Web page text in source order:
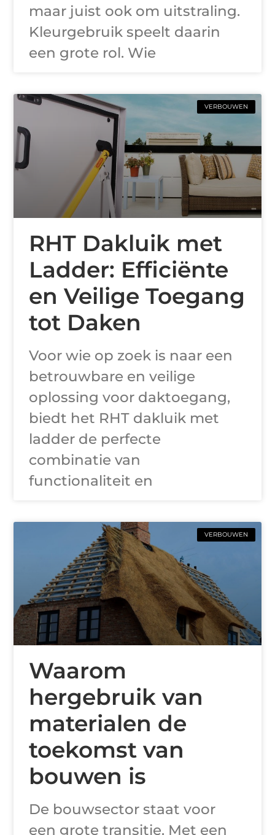
maar juist ook om uitstraling.
Kleurgebruik speelt daarin
een grote rol. Wie
VERBOUWEN
RHT Dakluik met
Ladder: Efficiënte
en Veilige Toegang
tot Daken
Voor wie op zoek is naar een
betrouwbare en veilige
oplossing voor daktoegang,
biedt het RHT dakluik met
ladder de perfecte
combinatie van
functionaliteit en
VERBOUWEN
Waarom
hergebruik van
materialen de
toekomst van
bouwen is
De bouwsector staat voor
een grote transitie. Met een